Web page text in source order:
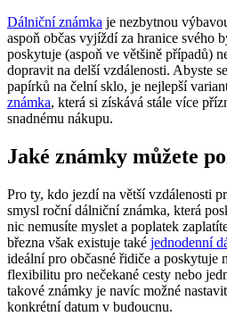
Dálniční známka je nezbytnou
aspoň občas vyjíždí za hranice svého
poskytuje (aspoň ve většině případů)
dopravit na delší vzdálenosti. Abyste
papírků na čelní sklo, je nejlepší
známka, která si získává stále více
snadnému nákupu.
Jaké známky můžete
Pro ty, kdo jezdí na větší vzdálenosti
smysl roční dálniční známka, která
nic nemusíte myslet a poplatek
března však existuje také jednodenní
ideální pro občasné řidiče a poskytuje
flexibilitu pro nečekané cesty nebo
takové známky je navíc možné
konkrétní datum v budoucnu.